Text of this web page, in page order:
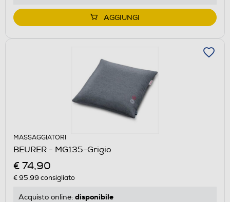
AGGIUNGI
MASSAGGIATORI
BEURER - MG135-Grigio
€ 74,90
€ 95,99 consigliato
Acquisto online: disponibile